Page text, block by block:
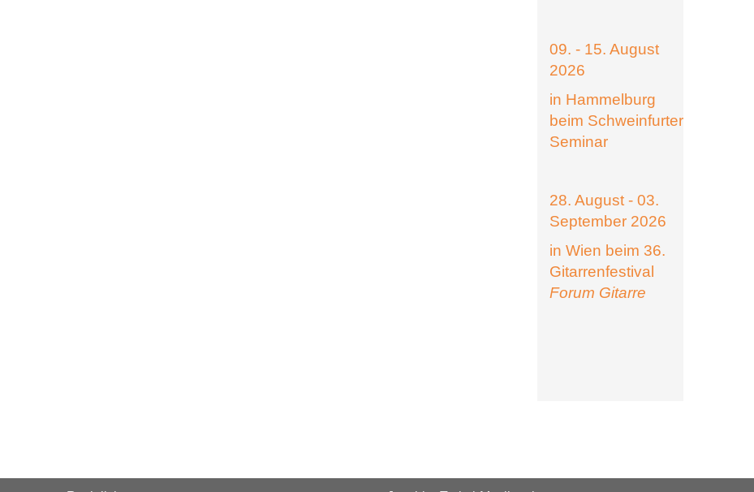
09. - 15. August
2026
in Hammelburg
beim Schweinfurter
Seminar
28. August - 03.
September 2026
in Wien beim 36.
Gitarrenfestival
Forum Gitarre